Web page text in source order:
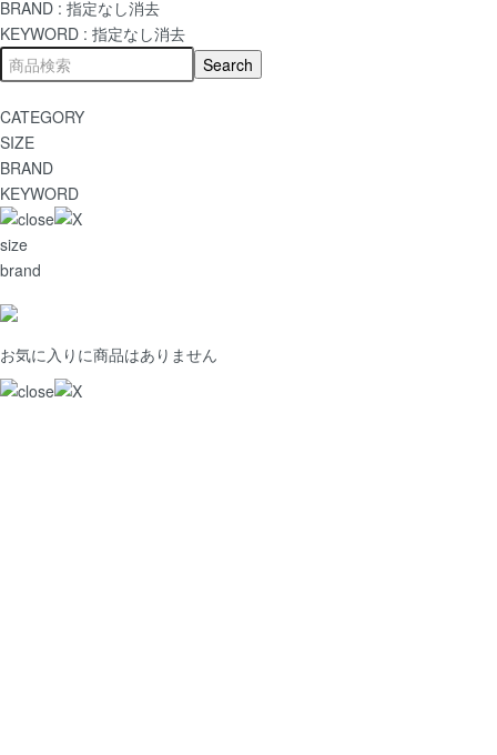
BRAND : 指定なし消去
KEYWORD : 指定なし消去
CATEGORY
SIZE
BRAND
KEYWORD
size
brand
お気に入りに商品はありません